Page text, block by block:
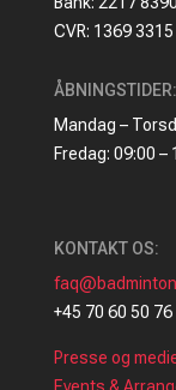
CVR: 1369 3315
ÅBNINGSTIDER:
Mandag –
Fredag: 09:00 –
KONTAKT OS:
+45 70 60 50 76
Presse og